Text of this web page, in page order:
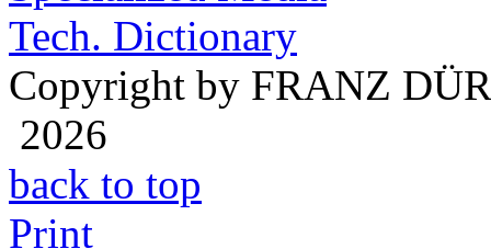
Tech. Dictionary
Copyright by FRANZ
2026
back to top
Print